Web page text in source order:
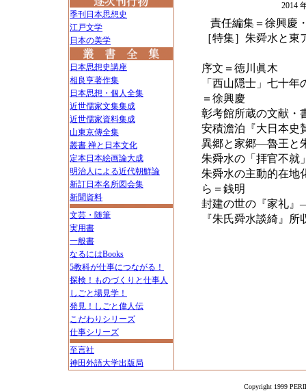
季刊日本思想史
江戸文学
日本の美学
日本思想史講座
相良亨著作集
日本思想・個人全集
近世儒家文集集成
近世儒家資料集成
山東京傳全集
叢書 禅と日本文化
定本日本絵画論大成
明治人による近代朝鮮論
新訂日本名所図会集
新聞資料
文芸・随筆
実用書
一般書
なるにはBooks
5教科が仕事につながる！
探検！ものづくりと仕事人
しごと場見学！
発見！しごと偉人伝
こだわりシリーズ
仕事シリーズ
至言社
神田外語大学出版局
2014
責任編集＝徐興慶
［特集］朱舜水と
序文＝徳川眞木
「西山隠士」七十
＝徐興慶
彰考館所蔵の文献・
安積澹泊『大日本史
異郷と家郷―魯王と
朱舜水の「拝官不就
朱舜水の主動的在地
ら＝銭明
封建の世の『家礼』
『朱氏舜水談綺』
Copyright 1999